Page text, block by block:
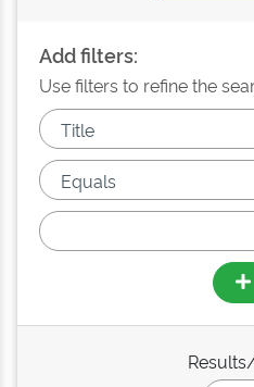
Add filters:
Use filters to refine the